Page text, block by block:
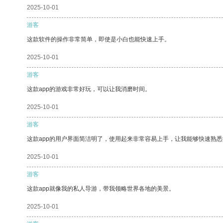
2025-10-01
游客
这款软件的操作非常简单，即使是小白也能快速上手。
2025-10-01
游客
这款app的游戏非常好玩，可以让我消磨时间。
2025-10-01
游客
这款app的用户界面简洁明了，使用起来非常容易上手，让我能够快速熟
2025-10-01
游客
这款app就像我的私人导游，带我领略世界各地的美景。
2025-10-01